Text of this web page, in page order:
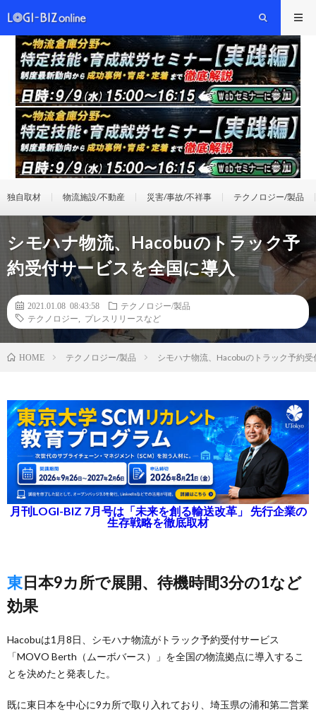
独自取材 物流施設/不動産 災害/事故/不祥事 テクノロジー/製品
シモハナ物流、Hacobuのトラック予
約受付サービスを全国に導入
2021.01.08 08:43:58
テクノロジー/製品
テクノロジー
プレスリリースなど
HOME テクノロジー/製品 シモハナ物流、Hacobuのトラック予約
月刊LOGI-BIZ 7月号は「未来を創る輸送改革」 先行企業の
生存戦略を徹底取材
東日本9カ所で展開、待機時間3分の1など
効果
Hacobuは1月8日、シモハナ物流がトラック予約受付サービス
「MOVO Berth（ムーボバース）」を全国の物流拠点に導入するこ
とを決めたと発表した。
既に東日本を中心に9カ所で取り入れており、埼玉県の浦和第二営業